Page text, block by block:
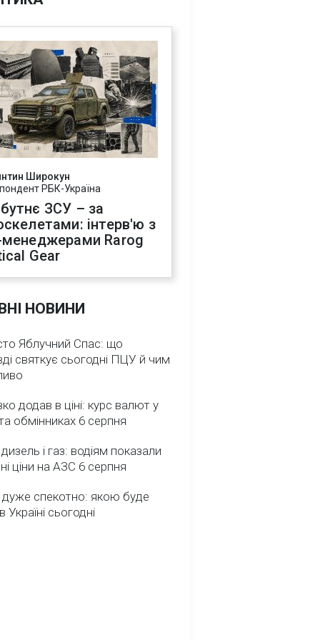
Широкун
РБК-Україна
ЗСУ – за
інтерв'ю з
Rarog
Gear
НОВИНИ
Яблучний Спас: що
святкує сьогодні ПЦУ й чим
додав в ціні: курс валют у
обмінниках 6 серпня
і газ: водіям показали
ціни на АЗС 6 серпня
дуже спекотно: якою буде
Україні сьогодні